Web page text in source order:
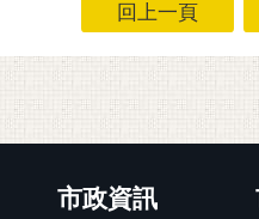
回上一頁
市政資訊